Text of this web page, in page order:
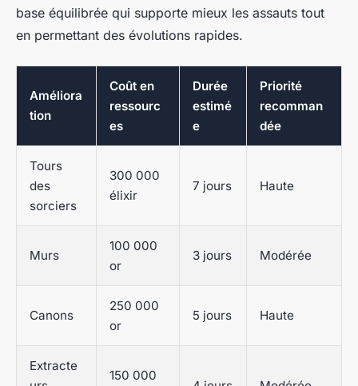
base équilibrée qui supporte mieux les assauts tout
en permettant des évolutions rapides.
Améliora
tion
Coût en
ressourc
es
Durée
estimé
e
Priorité
recomman
dée
Tours
des
sorciers
300 000
élixir
7 jours Haute
Murs
100 000
or
3 jours Modérée
Canons
250 000
or
5 jours Haute
Extracte
150 000